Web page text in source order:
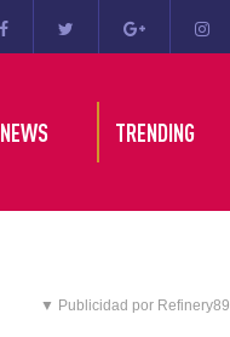
NEWS TRENDING
▼ Publicidad por Refinery89